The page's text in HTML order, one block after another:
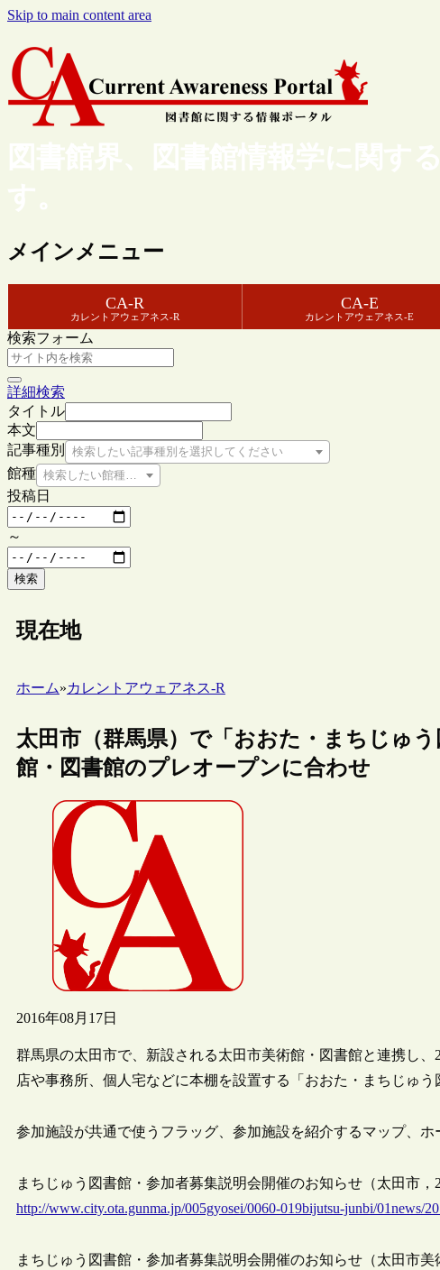
Skip to main content area
図書館界、図書館情報学に関す
す。
メインメニュー
CA-R
カレントアウェアネス-R
CA-E
カレントアウェアネス-E
検索フォーム
詳細検索
タイトル
本文
記事種別
検索したい記事種別を選択してください
館種 検索したい館種を選択してください
投稿日
～
検索
現在地
ホーム»カレントアウェアネス-R
太田市（群馬県）で「おおた・まちじゅ
館・図書館のプレオープンに合わせ
2016年08月17日
群馬県の太田市で、新設される太田市美術館・図書館と連携し
店や事務所、個人宅などに本棚を設置する「おおた・まちじゅ
参加施設が共通で使うフラッグ、参加施設を紹介するマップ、ホ
まちじゅう図書館・参加者募集説明会開催のお知らせ（太田市，
http://www.city.ota.gunma.jp/005gyosei/0060-019bijutsu-junbi/01news/
まちじゅう図書館・参加者募集説明会開催のお知らせ（太田市美